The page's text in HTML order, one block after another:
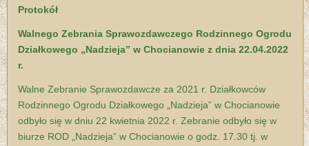
Protokół
Walnego Zebrania Sprawozdawczego Rodzinnego Ogrodu
Działkowego „Nadzieja”w Chocianowie z dnia 22.04.2022
r.
Walne Zebranie Sprawozdawcze za 2021 r. Działkowców
Rodzinnego Ogrodu Działkowego „Nadzieja” w Chocianowie
odbyło się w dniu 22 kwietnia 2022 r.Zebranie odbyło się w
biurze ROD „Nadzieja” w Chocianowie o godz. 17.30 tj. w